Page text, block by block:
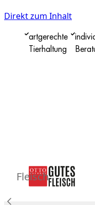
Direkt zum Inhalt
artgerechte
Tierhaltung
Fleisch